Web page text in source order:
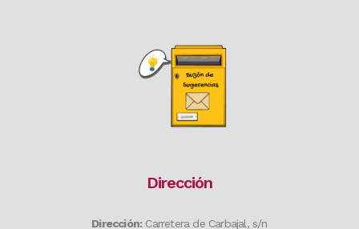
Dirección
Dirección:Carretera de Carbajal, s/n